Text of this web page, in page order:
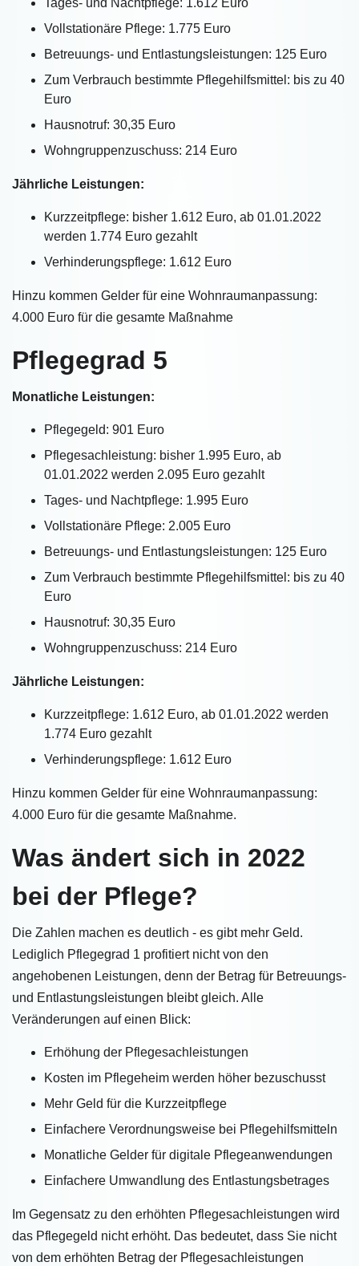
Tages- und Nachtpflege: 1.612 Euro
Vollstationäre Pflege: 1.775 Euro
Betreuungs- und Entlastungsleistungen: 125 Euro
Zum Verbrauch bestimmte Pflegehilfsmittel: bis zu 40
Euro
Hausnotruf: 30,35 Euro
Wohngruppenzuschuss: 214 Euro
Jährliche Leistungen:
Kurzzeitpflege: bisher 1.612 Euro, ab 01.01.2022
werden 1.774 Euro gezahlt
Verhinderungspflege: 1.612 Euro
Hinzu kommen Gelder für eine Wohnraumanpassung:
4.000 Euro für die gesamte Maßnahme
Pflegegrad 5
Monatliche Leistungen:
Pflegegeld: 901 Euro
Pflegesachleistung: bisher 1.995 Euro, ab
01.01.2022 werden 2.095 Euro gezahlt
Tages- und Nachtpflege: 1.995 Euro
Vollstationäre Pflege: 2.005 Euro
Betreuungs- und Entlastungsleistungen: 125 Euro
Zum Verbrauch bestimmte Pflegehilfsmittel: bis zu 40
Euro
Hausnotruf: 30,35 Euro
Wohngruppenzuschuss: 214 Euro
Jährliche Leistungen:
Kurzzeitpflege: 1.612 Euro, ab 01.01.2022 werden
1.774 Euro gezahlt
Verhinderungspflege: 1.612 Euro
Hinzu kommen Gelder für eine Wohnraumanpassung:
4.000 Euro für die gesamte Maßnahme.
Was ändert sich in 2022
bei der Pflege?
Die Zahlen machen es deutlich - es gibt mehr Geld.
Lediglich Pflegegrad 1 profitiert nicht von den
angehobenen Leistungen, denn der Betrag für Betreuungs-
und Entlastungsleistungen bleibt gleich. Alle
Veränderungen auf einen Blick:
Erhöhung der Pflegesachleistungen
Kosten im Pflegeheim werden höher bezuschusst
Mehr Geld für die Kurzzeitpflege
Einfachere Verordnungsweise bei Pflegehilfsmitteln
Monatliche Gelder für digitale Pflegeanwendungen
Einfachere Umwandlung des Entlastungsbetrages
Im Gegensatz zu den erhöhten Pflegesachleistungen wird
das Pflegegeld nicht erhöht. Das bedeutet, dass Sie nicht
von dem erhöhten Betrag der Pflegesachleistungen